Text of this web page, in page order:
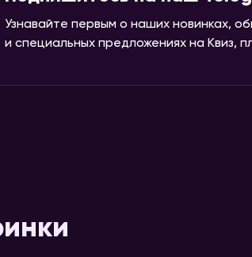
Узнавайте первым о наших новинках,
и специальных предложениях на Квиз,